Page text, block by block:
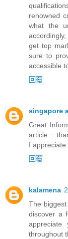
renowned
what the
get top
sure to
accessible
回覆
singapore
Great
article ..
I appreciate
回覆
kalamena
The
discover a
throughout